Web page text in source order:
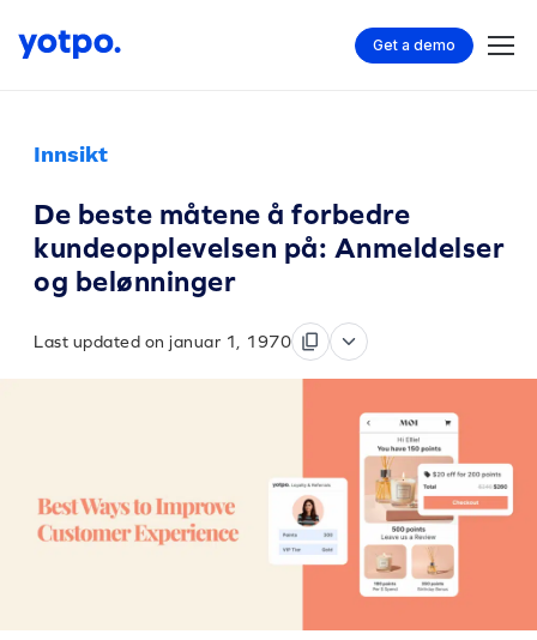
Get a demo
Innsikt
De beste måtene å forbedre
kundeopplevelsen på: Anmeldelser
og belønninger
Last updated on januar 1, 1970